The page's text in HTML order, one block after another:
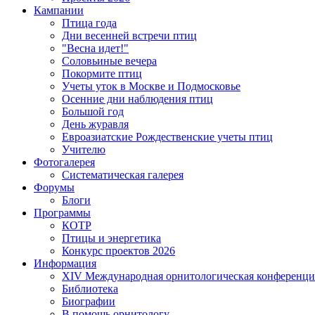
Кампании
Птица года
Дни весенней встречи птиц
"Весна идет!"
Соловьиные вечера
Покормите птиц
Учеты уток в Москве и Подмосковье
Осенние дни наблюдения птиц
Большой год
День журавля
Евроазиатские Рождественские учеты птиц
Учителю
Фотогалерея
Систематическая галерея
Форумы
Блоги
Программы
КОТР
Птицы и энергетика
Конкурс проектов 2026
Информация
XIV Международная орнитологическая
Библиотека
Биографии